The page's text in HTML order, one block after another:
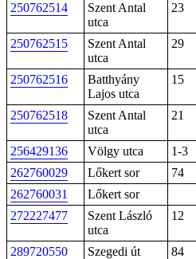
250762514
Szent Antal
utca
23
250762515
Szent Antal
utca
29
250762516
Batthyány
Lajos utca
15
250762518
Szent Antal
utca
21
256429136 Völgy utca 1-3
262760029
Lőkert sor 74
262760031
Lőkert sor
272227477
Szent László
utca
12
289720550 Szegedi út 84